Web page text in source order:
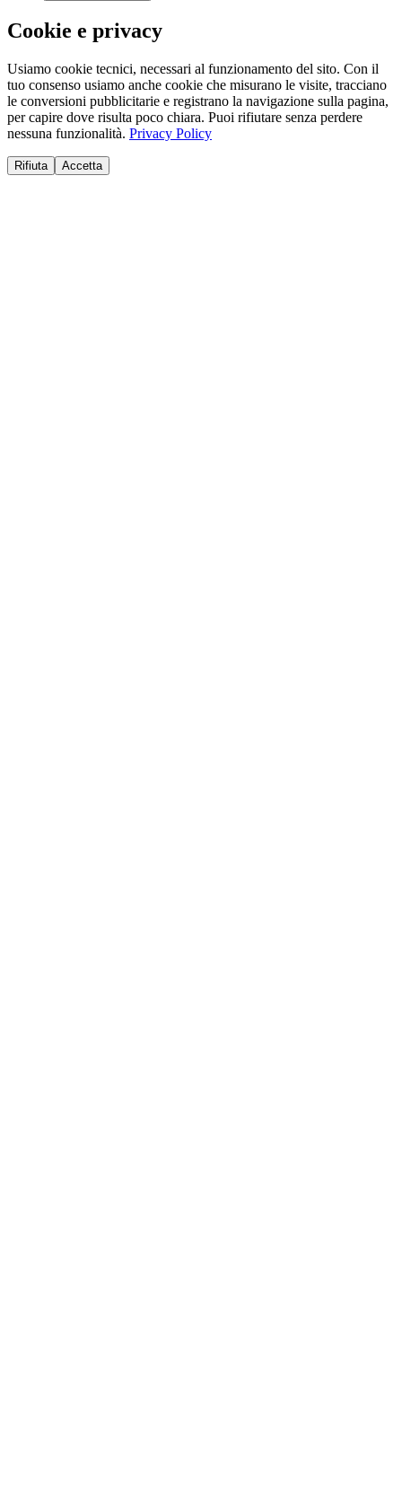
Cookie e privacy
Usiamo cookie tecnici, necessari al funzionamento del sito. Con il
tuo consenso usiamo anche cookie che misurano le visite, tracciano
le conversioni pubblicitarie e registrano la navigazione sulla pagina,
per capire dove risulta poco chiara. Puoi rifiutare senza perdere
nessuna funzionalità. Privacy Policy
Rifiuta Accetta